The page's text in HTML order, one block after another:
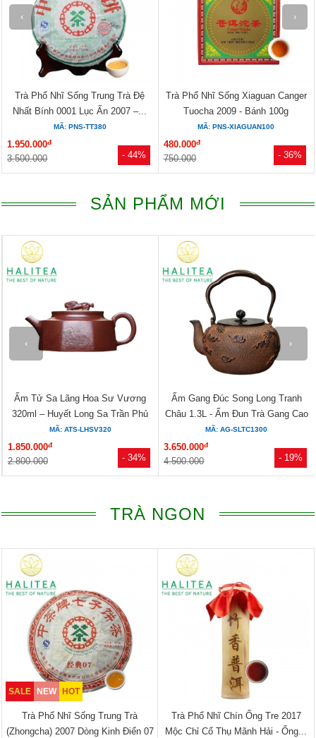
- 36%
Trà Phổ Nhĩ Sống Xiaguan Canger
Tuocha 2009 - Bánh 100g
MÃ: PNS-XIAGUAN100
480.000đ
750.000 - 42%
Bộ Trà Đạo Matcha Nhật Bản – 05
Món (Hộp Xanh, Có Vòi)
MÃ: TCNB-MAT051
700.000đ
1.200.000
‹ ›
SẢN PHẨM MỚI
- 19%
Ấm Gang Đúc Song Long Tranh
Châu 1.3L - Ấm Đun Trà Gang Cao
Cấp
MÃ: AG-SLTC1300
3.650.000đ
4.500.000 - 19%
Ấm Gang Đúc Cửu Long Chí Tôn
1.3L - Ấm Đun Trà Gang Cao Cấp...
MÃ: AG-CLCT1300
3.650.000đ
4.500.000
‹ ›
TRÀ NGON
SALE NEW HOT
Trà Phổ Nhĩ Sống Trung Trà
(Zhongcha) 2007 Dòng Kinh Điển 07
Trà Phổ Nhĩ Chín Ống Tre 2017
Mộc Chỉ Cổ Thụ Mãnh Hải - Ống...